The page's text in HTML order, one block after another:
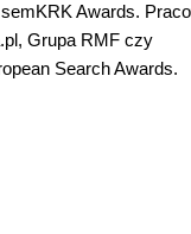
Awards.
Grupa RMF czy
Search Awards.